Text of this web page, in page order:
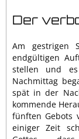
Der
Am gestrigen
endgültigen
stellen und
Nachmittag
spät in der
kommende
fünften Gebots
einiger Zeit